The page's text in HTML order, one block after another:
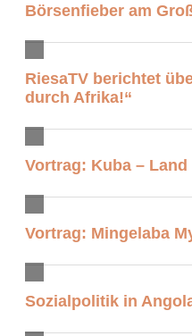
Börsenfieber am
RiesaTV berichtet
durch Afrika!“
Vortrag: Kuba – Land
Vortrag: Mingelaba
Sozialpolitik in